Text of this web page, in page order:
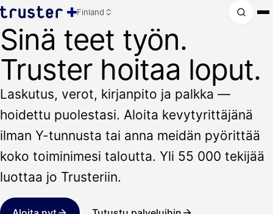
Finland
Sinä teet työn.
Truster hoitaa loput.
Laskutus, verot, kirjanpito ja palkka —
hoidettu puolestasi. Aloita kevytyrittäjänä
ilman Y-tunnusta tai anna meidän pyörittää
koko toiminimesi taloutta. Yli 55 000 tekijää
luottaa jo Trusteriin.